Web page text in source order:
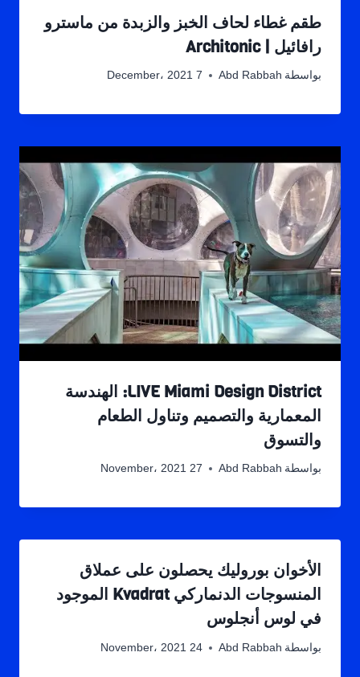
طقم غطاء لحاف الخبز والزبدة من ماسترو
رافائيل | Architonic
بواسطة Abd Rabbah 7 December، 2021
LIVE Miami Design District: الهندسة
المعمارية والتصميم وتناول الطعام
والتسوق
بواسطة Abd Rabbah 27 November، 2021
الأخوان بوروليك يحصلون على عملاق
المنسوجات الدنماركي Kvadrat الموجود
في لوس أنجلوس
بواسطة Abd Rabbah 24 November، 2021